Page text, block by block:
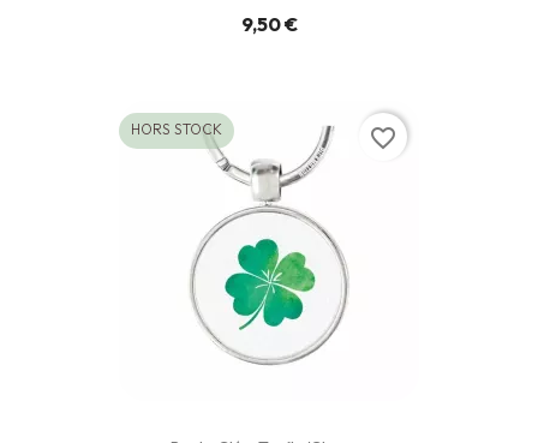
9,50 €
HORS STOCK favorite_border